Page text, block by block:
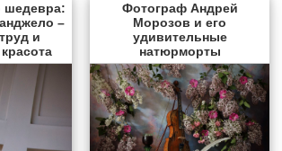
шедевра:
–
и
Фотограф Андрей
Морозов и его
удивительные
натюрморты